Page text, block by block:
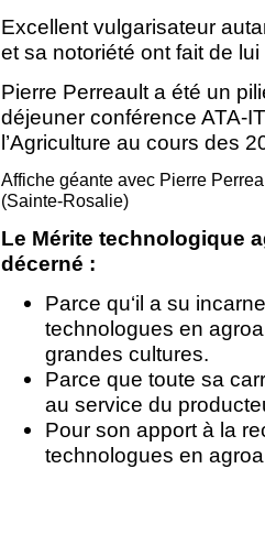
Excellent vulgarisateur
et sa notoriété ont fait de
Pierre Perreault a été un
déjeuner conférence ATA-
l’Agriculture au cours des
Affiche géante avec Pierre
(Sainte-Rosalie)
Le Mérite technologique
décerné :
Parce qu‘il a su
technologues en
grandes cultures.
Parce que toute sa
au service du
Pour son apport à la
technologues en